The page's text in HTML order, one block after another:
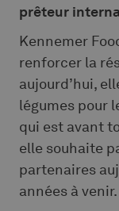
prêteur
Kennemer
renforcer la
aujourd’hui,
légumes pour
qui est avant
elle souhaite
partenaires
années à venir.